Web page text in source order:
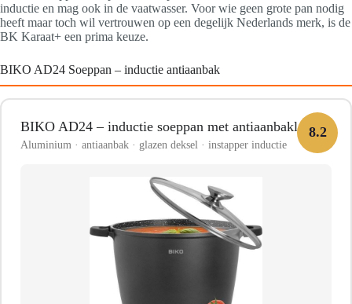
inductie en mag ook in de vaatwasser. Voor wie geen grote pan nodig
heeft maar toch wil vertrouwen op een degelijk Nederlands merk, is de
BK Karaat+ een prima keuze.
BIKO AD24 Soeppan – inductie antiaanbak
8.2
BIKO AD24 – inductie soeppan met antiaanbaklaag
Aluminium · antiaanbak · glazen deksel · instapper inductie